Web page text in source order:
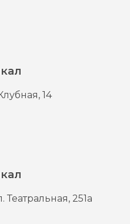
14
Театральная, 251а